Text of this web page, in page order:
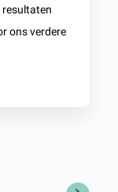
resultaten
ons verdere